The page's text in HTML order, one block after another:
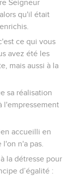
Seigneur
qu'il était
ce qui vous
avez été les
mais aussi à la
sa réalisation
l'empressement
accueilli en
n'a pas.
la détresse pour
d’égalité :